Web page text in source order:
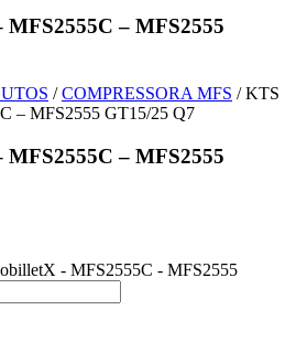
– MFS2555
/COMPRESSORA MFS / KTS
– MFS2555 GT15/25 Q7
– MFS2555
- MFS2555C - MFS2555